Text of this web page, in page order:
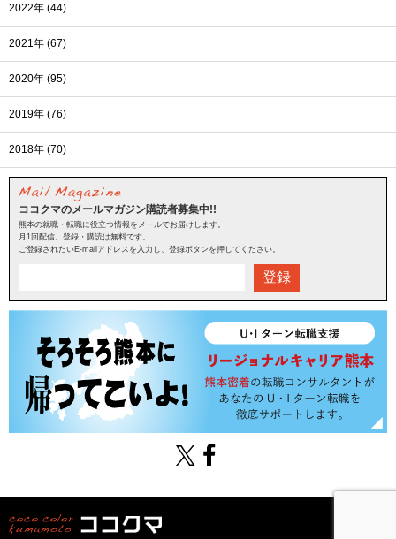
2022年 (44)
2021年 (67)
2020年 (95)
2019年 (76)
2018年 (70)
ココクマのメールマガジン購読者募集中!!
熊本の就職・転職に役立つ情報をメールでお届けします。
月1回配信。登録・購読は無料です。
ご登録されたいE-mailアドレスを入力し、登録ボタンを押してください。
登録